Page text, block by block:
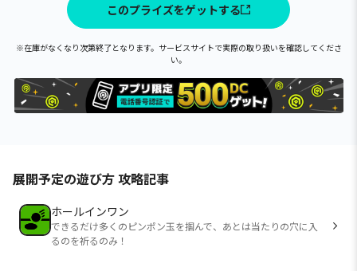
このプライズをゲットする
※在庫がなくなり次第終了となります。サービスサイトで実際の取り扱いを確認してくださ
い。
展開予定の遊び方 攻略記事
ホールインワン
できるだけ多くのピンポン玉を掴んで、あとは当たりの穴に入
るのを祈るのみ！